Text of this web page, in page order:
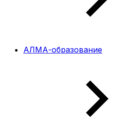
АЛМА-образование